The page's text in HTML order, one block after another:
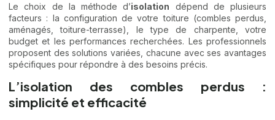
Le choix de la méthode d’isolation dépend de plusieurs
facteurs : la configuration de votre toiture (combles perdus,
aménagés, toiture-terrasse), le type de charpente, votre
budget et les performances recherchées. Les professionnels
proposent des solutions variées, chacune avec ses avantages
spécifiques pour répondre à des besoins précis.
L’isolation des combles perdus :
simplicité et efficacité